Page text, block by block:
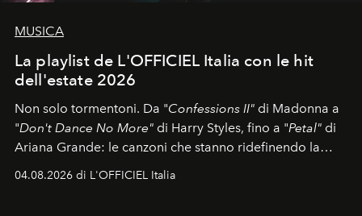
MUSICA
La playlist de L'OFFICIEL Italia con le hit
dell'estate 2026
Non solo tormentoni. Da "Confessions II" di Madonna a
"Don't Dance No More" di Harry Styles, fino a "Petal" di
Ariana Grande: le canzoni che stanno ridefinendo la
04.08.2026 di L'OFFICIEL Italia